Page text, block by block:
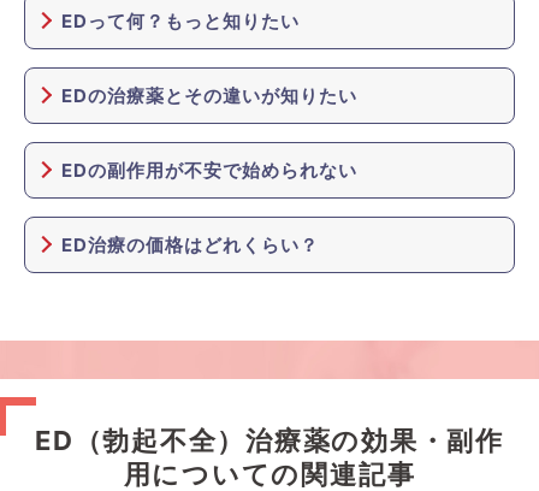
EDって何？もっと知りたい
EDの治療薬とその違いが知りたい
EDの副作用が不安で始められない
ED治療の価格はどれくらい？
ED（勃起不全）治療薬の効果・副作
用についての関連記事